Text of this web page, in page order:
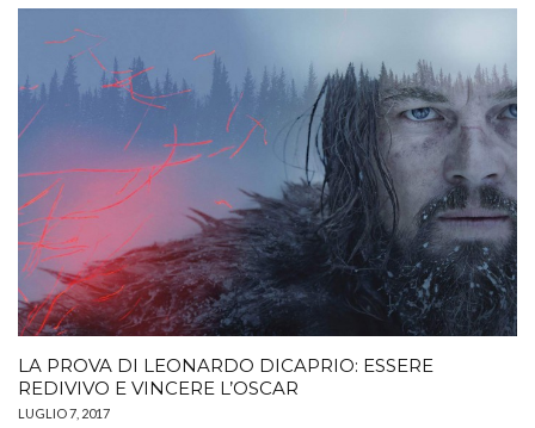
LA PROVA DI LEONARDO DICAPRIO: ESSERE
REDIVIVO E VINCERE L’OSCAR
LUGLIO 7, 2017